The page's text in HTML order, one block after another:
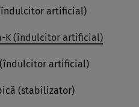
artificial)
K (îndulcitor artificial)
(îndulcitor artificial)
(stabilizator)